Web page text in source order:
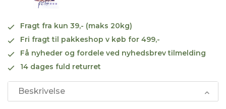
Fragt fra kun 39,- (maks 20kg)
Fri fragt til pakkeshop v køb for 499,-
Få nyheder og fordele ved nyhedsbrev tilmelding
14 dages fuld returret
Beskrivelse